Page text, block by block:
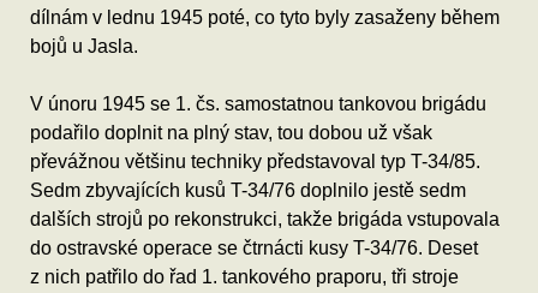
dílnám v lednu 1945 poté, co tyto byly zasaženy během
bojů u Jasla.
V únoru 1945 se 1. čs. samostatnou tankovou brigádu
podařilo doplnit na plný stav, tou dobou už však
převážnou většinu techniky představoval typ T-34/85.
Sedm zbyvajících kusů T-34/76 doplnilo jestě sedm
dalších strojů po rekonstrukci, takže brigáda vstupovala
do ostravské operace se čtrnácti kusy T-34/76. Deset
z nich patřilo do řad 1. tankového praporu, tři stroje